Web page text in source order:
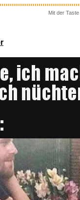
Mit der Taste